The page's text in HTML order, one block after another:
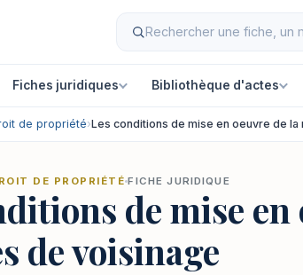
Fiches juridiques Bibliothèque d'actes
de propriété›Les conditions de mise en oeuvre de
DE PROPRIÉTÉ FICHE JURIDIQUE
de mise
de voisinage